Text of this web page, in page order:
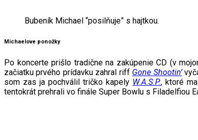
Bubeník Michael “posilňuje” s hajtkou.
Michaelove ponožky
Po koncerte prišlo tradične na zakúpenie CD (v
začiatku prvého prídavku zahral riff Gone Shootin’
som zas ja pochválil tričko kapely W.A.S.P., ktoré
tentokrát prehrali vo finále Super Bowlu s Filadelfiou